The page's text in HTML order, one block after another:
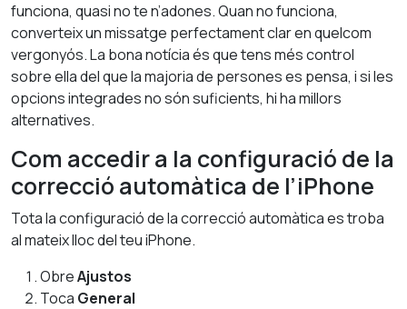
funciona, quasi no te n’adones. Quan no funciona,
converteix un missatge perfectament clar en quelcom
vergonyós. La bona notícia és que tens més control
sobre ella del que la majoria de persones es pensa, i si les
opcions integrades no són suficients, hi ha millors
alternatives.
Com accedir a la configuració de la
correcció automàtica de l’iPhone
Tota la configuració de la correcció automàtica es troba
al mateix lloc del teu iPhone.
ObreAjustos
Toca General